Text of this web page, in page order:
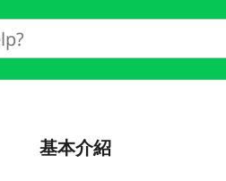
基本介紹